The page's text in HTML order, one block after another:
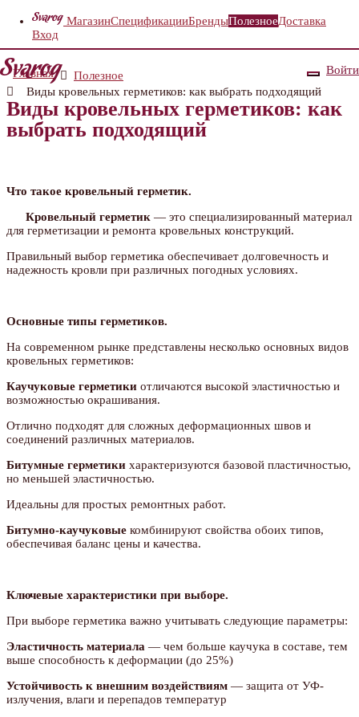
МагазинСпецификацииБрендыПолезноеДоставка
Вход
Войти
Главная
Полезное
Виды кровельных герметиков: как выбрать подходящий
Виды кровельных герметиков: как
выбрать подходящий
Что такое кровельный герметик.
Кровельный герметик — это специализированный материал
для герметизации и ремонта кровельных конструкций.
Правильный выбор герметика обеспечивает долговечность и
надежность кровли при различных погодных условиях.
Основные типы герметиков.
На современном рынке представлены несколько основных видов
кровельных герметиков:
Каучуковые герметики отличаются высокой эластичностью и
возможностью окрашивания.
Отлично подходят для сложных деформационных швов и
соединений различных материалов.
Битумные герметики характеризуются базовой пластичностью,
но меньшей эластичностью.
Идеальны для простых ремонтных работ.
Битумно-каучуковые комбинируют свойства обоих типов,
обеспечивая баланс цены и качества.
Ключевые характеристики при выборе.
При выборе герметика важно учитывать следующие параметры:
Эластичность материала — чем больше каучука в составе, тем
выше способность к деформации (до 25%)
Устойчивость к внешним воздействиям — защита от УФ-
излучения, влаги и перепадов температур